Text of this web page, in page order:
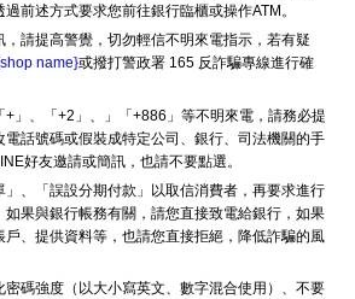
前述方式要求您前往銀行臨櫃或操作ATM。
請提高警覺，切勿輕信不明來電指示，若有疑
name}或撥打警政署 165 反詐騙專線進行確
」、「+2」、」「+886」等不明來電，請務必提
話號碼或假裝成特定公司、銀行、司法機關的手
好友邀請或簡訊，也請不要點選。
、「誤設分期付款」以取信消費者，再要求進行
如果與銀行帳務有關，請您直接致電給銀行，如果
、提供資料等，也請您直接拒絕，降低詐騙的風
碼強度（以大小寫英文、數字混合使用）、不要